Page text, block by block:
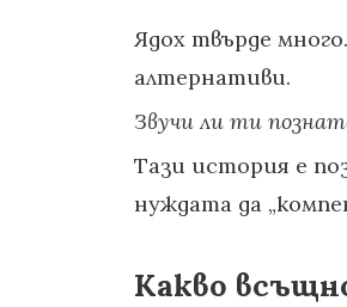
Ядох твърде
алтернативи.
Звучи ли ти
Тази история е
нуждата да
Какво